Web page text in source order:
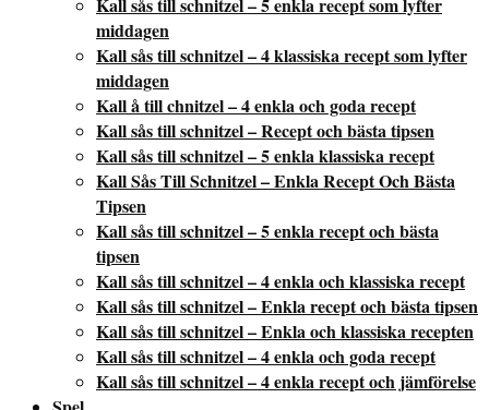
middagen
Kall sås till schnitzel – 4 klassiska recept som lyfter
middagen
Kall å till chnitzel – 4 enkla och goda recept
Kall sås till schnitzel – Recept och bästa tipsen
Kall sås till schnitzel – 5 enkla klassiska recept
Kall Sås Till Schnitzel – Enkla Recept Och Bästa
Tipsen
Kall sås till schnitzel – 5 enkla recept och bästa
tipsen
Kall sås till schnitzel – 4 enkla och klassiska recept
Kall sås till schnitzel – Enkla recept och bästa tipsen
Kall sås till schnitzel – Enkla och klassiska recepten
Kall sås till schnitzel – 4 enkla och goda recept
Kall sås till schnitzel – 4 enkla recept och jämförelse